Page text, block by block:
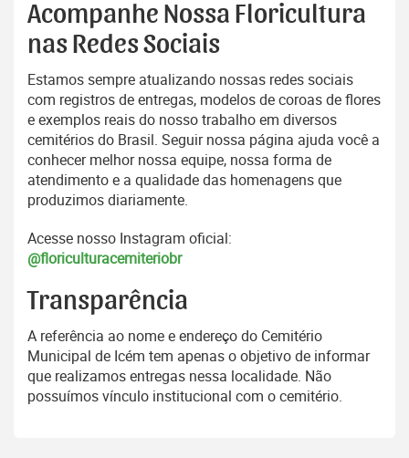
Acompanhe Nossa Floricultura
nas Redes Sociais
Estamos sempre atualizando nossas redes sociais
com registros de entregas, modelos de coroas de flores
e exemplos reais do nosso trabalho em diversos
cemitérios do Brasil. Seguir nossa página ajuda você a
conhecer melhor nossa equipe, nossa forma de
atendimento e a qualidade das homenagens que
produzimos diariamente.
Acesse nosso Instagram oficial:
@floriculturacemiteriobr
Transparência
A referência ao nome e endereço do Cemitério
Municipal de Icém tem apenas o objetivo de informar
que realizamos entregas nessa localidade. Não
possuímos vínculo institucional com o cemitério.